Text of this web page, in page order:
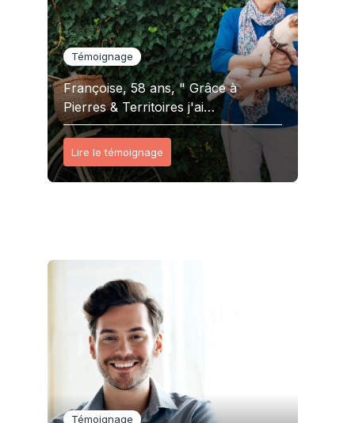
Témoignage
Françoise, 58 ans, " Grâce à
Pierres & Territoires j'ai…
Lire le témoignage
Témoignage